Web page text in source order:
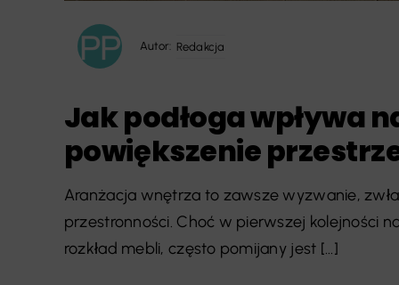
Autor: Redakcja
Jak podłoga wpływa
powiększenie
Aranżacja wnętrza to zawsze wyzwanie,
przestronności. Choć w pierwszej kolejności
rozkład mebli, często pomijany jest [...]